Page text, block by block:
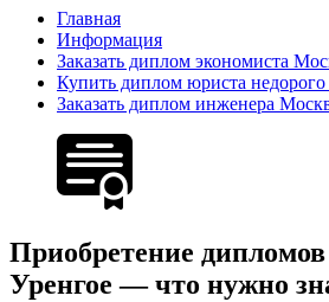
Главная
Информация
Заказать диплом экономиста
Купить диплом юриста
Заказать диплом инженера
Приобретение
Уренгое — что нужно